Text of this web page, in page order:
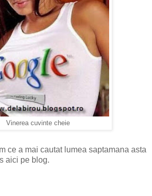
Vinerea cuvinte cheie
ce a mai cautat lumea saptamana asta
aici pe blog.